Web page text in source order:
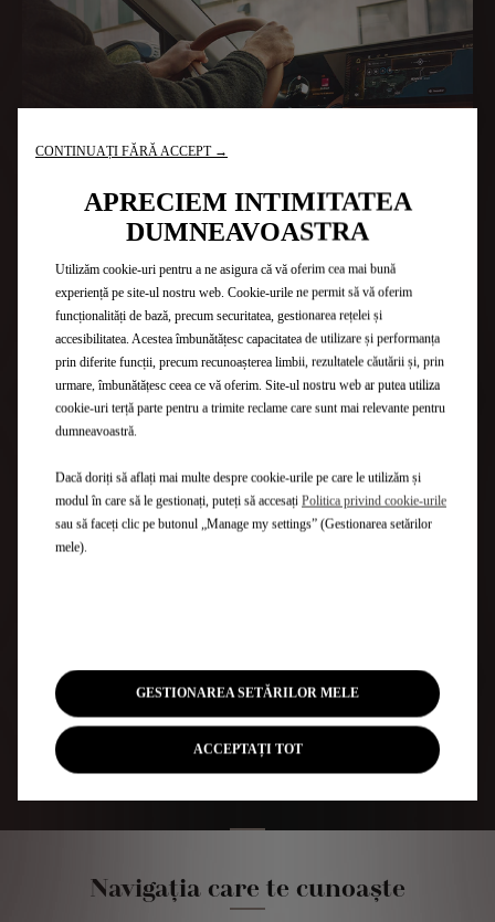
și anecdote. Istorie, geografie, literatură,
gastronomie... Provoacă-l, el va deveni cel mai bun
partener de călătorie al tău!
Noul tău sistem, mai intuitiv
Navigația care te cunoaște
CONTINUAȚI FĂRĂ ACCEPT →
APRECIEM INTIMITATEA
DUMNEAVOASTRA
Utilizăm cookie-uri pentru a ne asigura că vă oferim cea mai bună
experiență pe site-ul nostru web. Cookie-urile ne permit să vă oferim
funcționalități de bază, precum securitatea, gestionarea rețelei și
accesibilitatea. Acestea îmbunătățesc capacitatea de utilizare și performanța
prin diferite funcții, precum recunoașterea limbii, rezultatele căutării și, prin
urmare, îmbunătățesc ceea ce vă oferim. Site-ul nostru web ar putea utiliza
cookie-uri terță parte pentru a trimite reclame care sunt mai relevante pentru
dumneavoastră.
Dacă doriți să aflați mai multe despre cookie-urile pe care le utilizăm și
modul în care să le gestionați, puteți să accesați Politica privind cookie-urile
sau să faceți clic pe butonul „Manage my settings” (Gestionarea setărilor
mele).
GESTIONAREA SETĂRILOR MELE
ACCEPTAȚI TOT